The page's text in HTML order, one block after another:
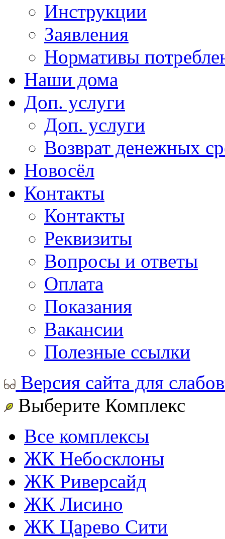
Инструкции
Заявления
Нормативы
Наши дома
Доп. услуги
Доп. услуги
Возврат денежных
Новосёл
Контакты
Контакты
Реквизиты
Вопросы и ответы
Оплата
Показания
Вакансии
Полезные ссылки
Версия сайта для
Выберите Комплекс
Все комплексы
ЖК Небосклоны
ЖК Риверсайд
ЖК Лисино
ЖК Царево Сити